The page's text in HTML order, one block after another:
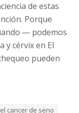
de estas
Porque
— podemos
y cérvix en El
pueden
cancer de seno